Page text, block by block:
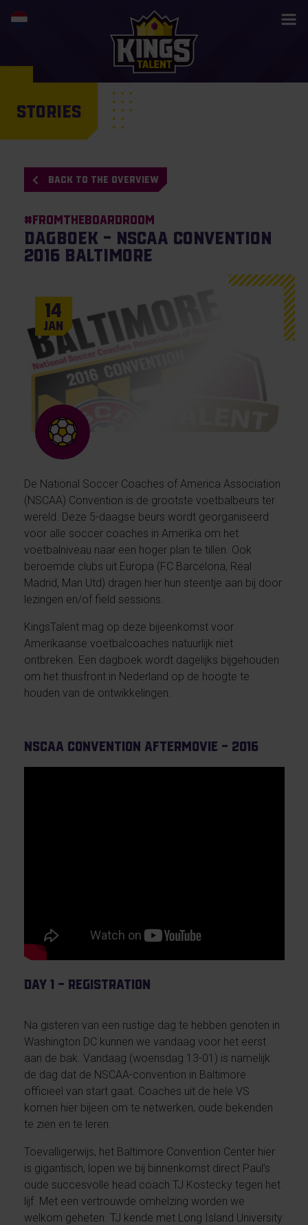
STORIES
BACK TO THE OVERVIEW
#Fromtheboardroom
Dagboek – NSCAA Convention
2016 Baltimore
14
Jan
De National Soccer Coaches of America Association
(NSCAA) Convention is de grootste voetbalbeurs ter
wereld. Deze 5-daagse beurs wordt georganiseerd
voor alle soccer coaches in Amerika om het
voetbalniveau naar een hoger plan te tillen. Ook
beroemde clubs uit Europa (FC Barcelona, Real
Madrid, Man Utd) dragen hier hun steentje aan bij door
lezingen en/of field sessions.
KingsTalent mag op deze bijeenkomst voor
Amerikaanse voetbalcoaches natuurlijk niet
ontbreken. Een dagboek wordt dagelijks bijgehouden
om het thuisfront in Nederland op de hoogte te
houden van de ontwikkelingen.
NSCAA Convention Aftermovie – 2016
Day 1 – Registration
Na gisteren van een rustige dag te hebben genoten in
Washington DC kunnen we vandaag voor het eerst
aan de bak. Vandaag (woensdag 13-01) is namelijk
de dag dat de NSCAA-convention in Baltimore
officieel van start gaat. Coaches uit de hele VS
komen hier bijeen om te netwerken, oude bekenden
te zien en te leren.
Toevalligerwijs, het Baltimore Convention Center hier
is gigantisch, lopen we bij binnenkomst direct Paul’s
oude succesvolle head coach TJ Kostecky tegen het
lijf. Met een vertrouwde omhelzing worden we
welkom geheten. TJ kende met Long Island University